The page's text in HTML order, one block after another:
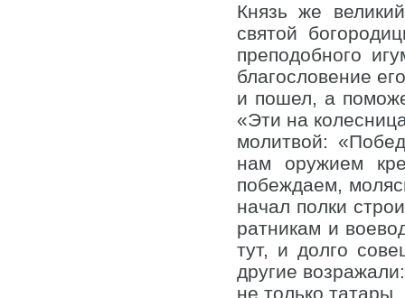
Князь же
святой
преподобного
благословение
и пошел, а
«Эти на
молитвой:
нам оружием
побеждаем,
начал полки
ратникам и
тут, и долго
другие
не только